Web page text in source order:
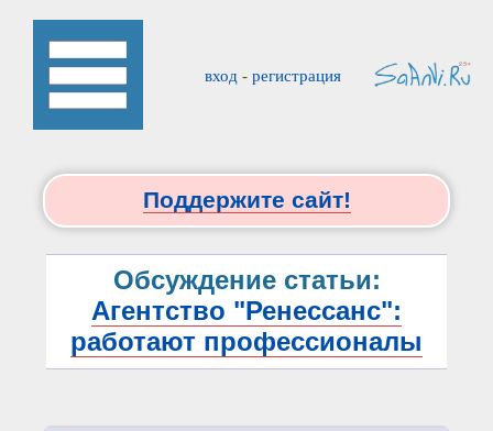
вход - регистрация
Поддержите сайт!
Обсуждение статьи:
Агентство "Ренессанс":
работают профессионалы